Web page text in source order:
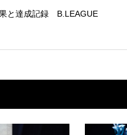
と達成記録 B.LEAGUE